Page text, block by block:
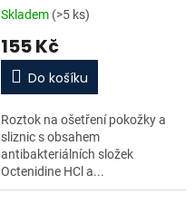
Skladem (>5 ks)
155 Kč
Do košíku
Roztok na ošetření pokožky a
sliznic s obsahem
antibakteriálních složek
Octenidine HCl a...